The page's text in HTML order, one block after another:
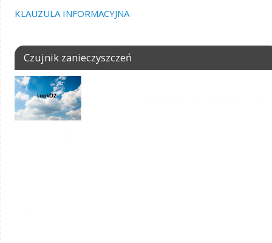
KLAUZULA INFORMACYJNA
Czujnik zanieczyszczeń